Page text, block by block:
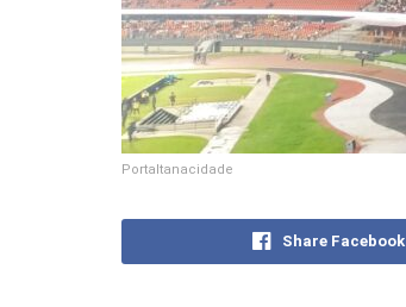
Portaltanacidade
Share Facebook